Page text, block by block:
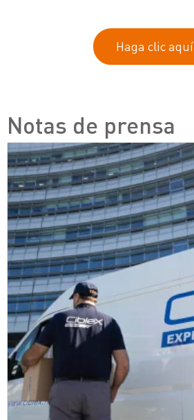
Haga clic aquí
Notas de prensa